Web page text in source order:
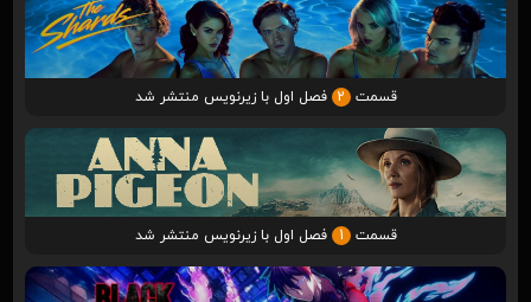
قسمت 2 فصل اول با زیرنویس منتشر شد
قسمت 1 فصل اول با زیرنویس منتشر شد